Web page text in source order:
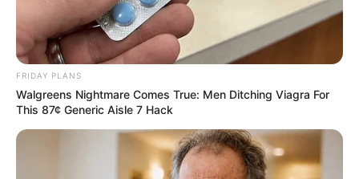
Όλα τα κείμενα και οι εικόνες είναι πνευματική ιδιοκτησία του
αναδημοσίευση και η τροποποίησή τους χωρίς προηγούμενη
γραπτή άδεια του δημιουργού τους. Με επιφύλαξη κάθε νόμιμου
δικαιώματος. Διαβάστε την Πολιτική Απορρήτουτου website πριν
FRIDAY PLANS
Walgreens Nightmare Comes True: Men Ditching Viagra For
This 87¢ Generic Aisle 7 Hack